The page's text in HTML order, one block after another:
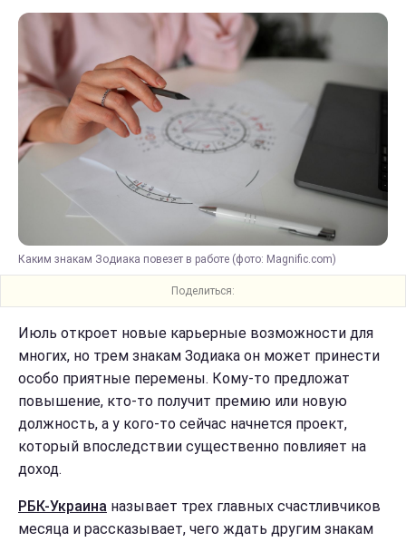
Каким знакам Зодиака повезет в работе (фото: Magnific.com)
Поделиться:
Июль откроет новые карьерные возможности для
многих, но трем знакам Зодиака он может принести
особо приятные перемены. Кому-то предложат
повышение, кто-то получит премию или новую
должность, а у кого-то сейчас начнется проект,
который впоследствии существенно повлияет на
доход.
РБК-Украина называет трех главных счастливчиков
месяца и рассказывает, чего ждать другим знакам